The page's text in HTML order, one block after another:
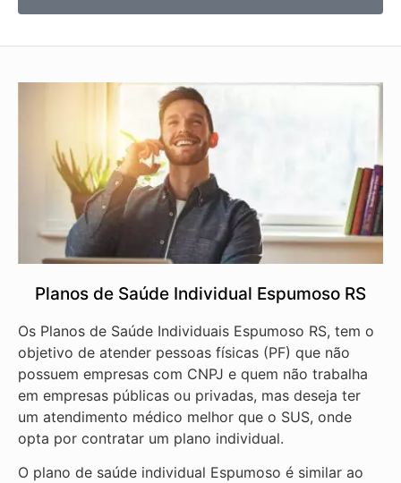
Planos de Saúde Individual Espumoso RS
Os Planos de Saúde Individuais Espumoso RS, tem o
objetivo de atender pessoas físicas (PF) que não
possuem empresas com CNPJ e quem não trabalha
em empresas públicas ou privadas, mas deseja ter
um atendimento médico melhor que o SUS, onde
opta por contratar um plano individual.
O plano de saúde individual Espumoso é similar ao